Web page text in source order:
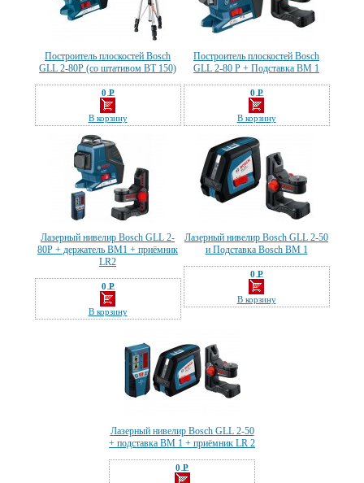
Построитель плоскостей Bosch
GLL 2-80P (со штативом BT 150)
0 Р
—
В корзину
Построитель плоскостей Bosch
GLL 2-80 P + Подставка BM 1
0 Р
—
В корзину
Лазерный нивелир Bosch GLL 2-
80P + держатель BM1 + приёмник
LR2
0 Р
—
В корзину
Лазерный нивелир Bosch GLL 2-50
и Подставка Bosch BM 1
0 Р
—
В корзину
Лазерный нивелир Bosch GLL 2-50
+ подставка BM 1 + приёмник LR 2
0 Р
—